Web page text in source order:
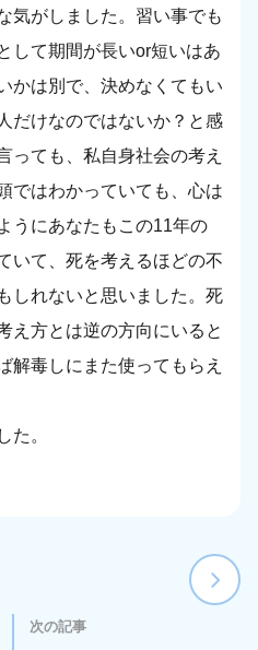
気がしました。習い事でも
して期間が長いor短いはあ
かは別で、決めなくてもい
だけなのではないか？と感
っても、私自身社会の考え
ではわかっていても、心は
うにあなたもこの11年の
いて、死を考えるほどの不
しれないと思いました。死
え方とは逆の方向にいると
解毒しにまた使ってもらえ
た。
次の記事